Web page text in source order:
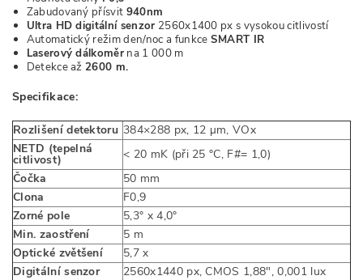
Zabudovaný přísvit 940nm
Ultra HD digitální senzor 2560x1400 px s vysokou citlivostí
Automatický režim den/noc a funkce SMART IR
Laserový dálkoměr na 1 000 m
Detekce až2600 m.
Specifikace:
Rozlišení detektoru 384×288 px, 12 µm, VOx
NETD (tepelná
citlivost)
< 20 mK (při 25 °C, F#= 1,0)
Čočka
50 mm
Clona
F0,9
Zorné pole
5,3° x 4,0°
Min. zaostření
5 m
Optické zvětšení
5,7 x
Digitální senzor
2560x1440 px, CMOS 1,88", 0,001 lux